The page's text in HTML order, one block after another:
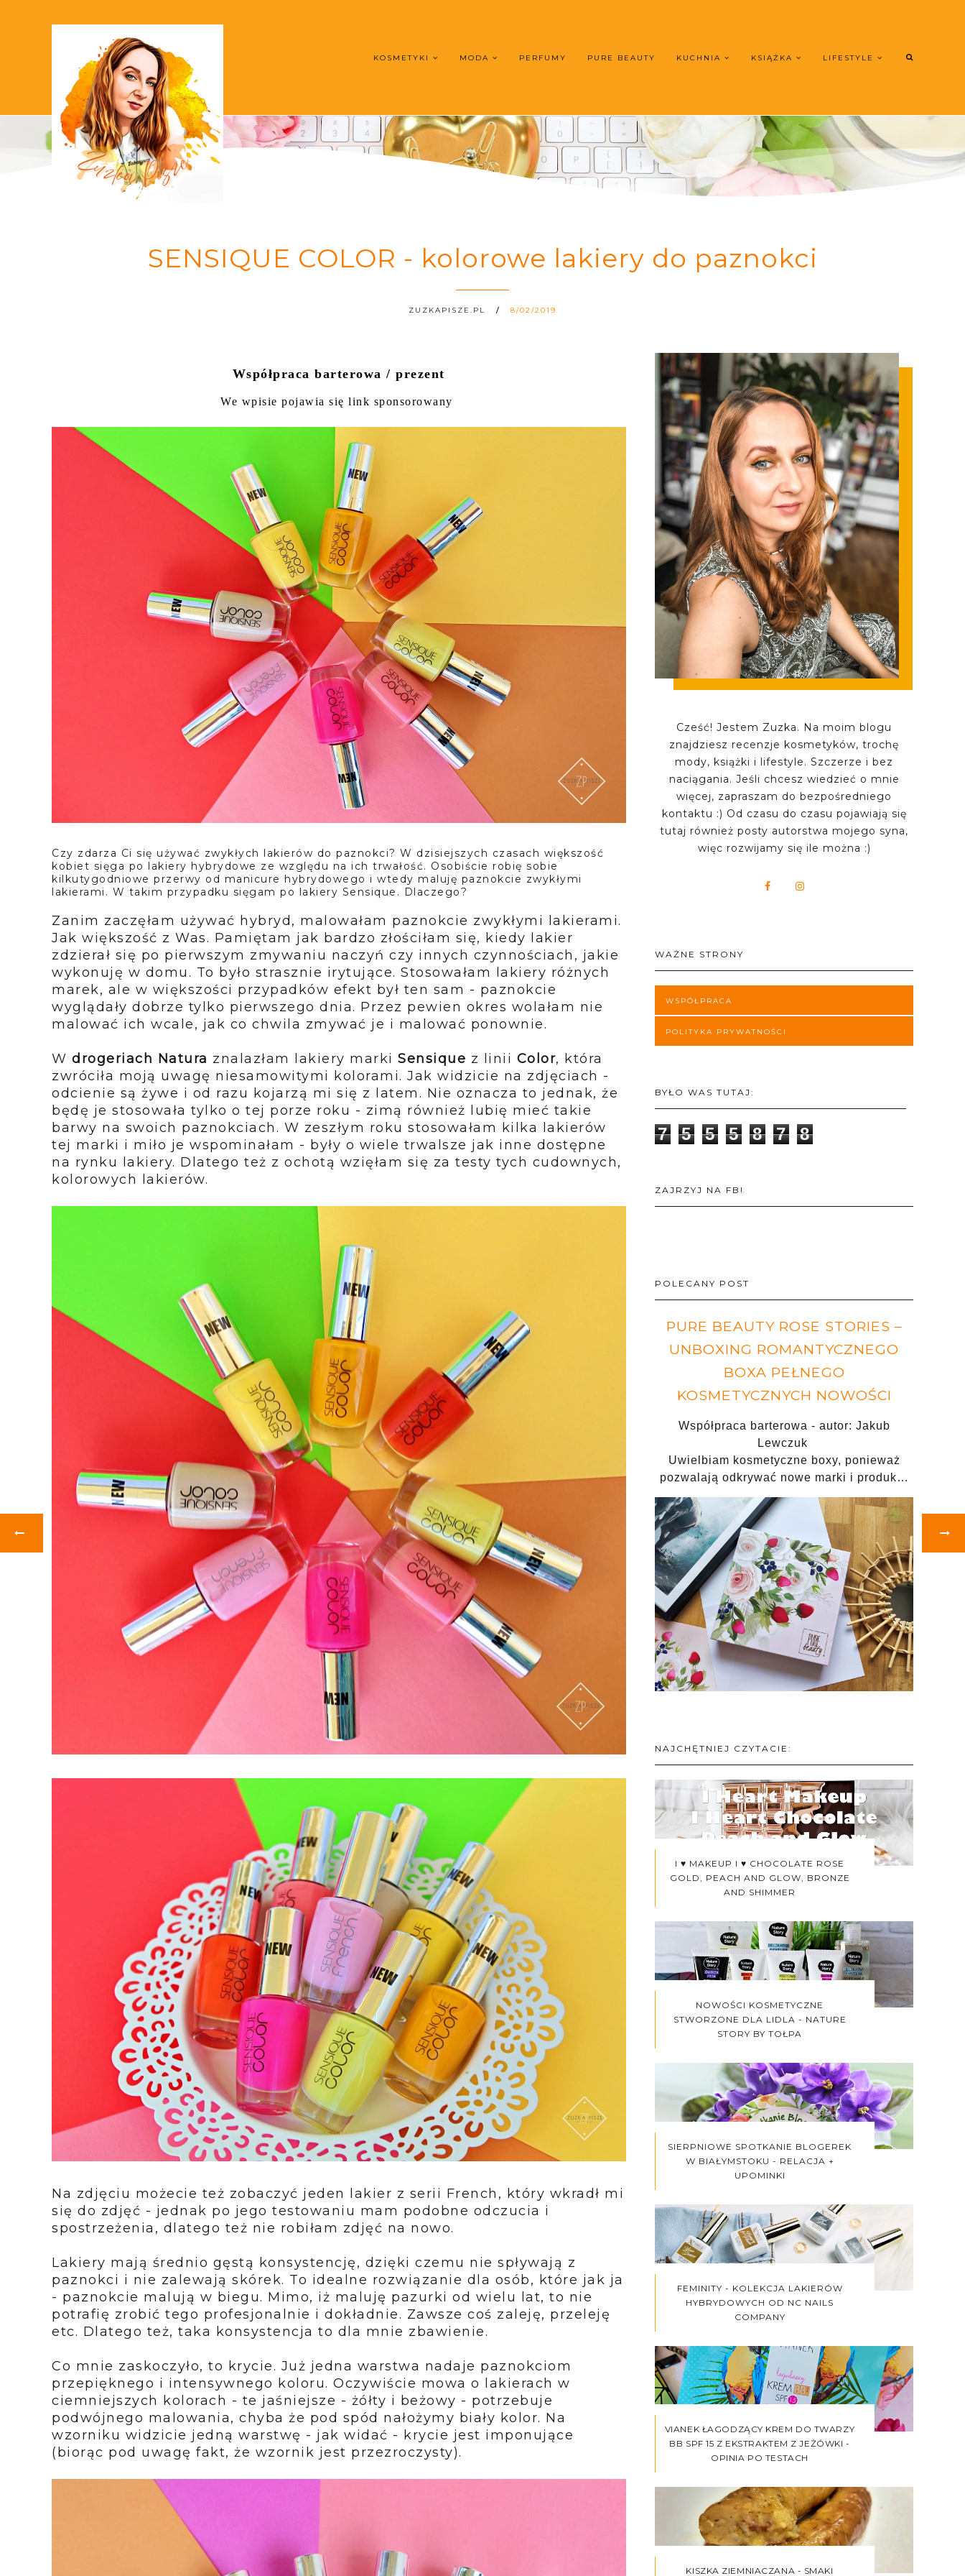
KOSMETYKI MODA PERFUMY PURE BEAUTY KUCHNIA KSIĄŻKA LIFESTYLE
SENSIQUE COLOR - kolorowe lakiery do paznokci
ZUZKAPISZE.PL 8/02/2019
Współpraca barterowa / prezent
We wpisie pojawia się link sponsorowany
Czy zdarza Ci się używać zwykłych lakierów do paznokci? W dzisiejszych czasach większość
kobiet sięga po lakiery hybrydowe ze względu na ich trwałość. Osobiście robię sobie
kilkutygodniowe przerwy od manicure hybrydowego i wtedy maluję paznokcie zwykłymi
lakierami. W takim przypadku sięgam po lakiery Sensique. Dlaczego?
Zanim zaczęłam używać hybryd, malowałam paznokcie zwykłymi lakierami.
Jak większość z Was. Pamiętam jak bardzo złościłam się, kiedy lakier
zdzierał się po pierwszym zmywaniu naczyń czy innych czynnościach, jakie
wykonuję w domu. To było strasznie irytujące. Stosowałam lakiery różnych
marek, ale w większości przypadków efekt był ten sam - paznokcie
wyglądały dobrze tylko pierwszego dnia. Przez pewien okres wolałam nie
malować ich wcale, jak co chwila zmywać je i malować ponownie.
W drogeriach Natura znalazłam lakiery marki Sensique z linii Color, która
zwróciła moją uwagę niesamowitymi kolorami. Jak widzicie na zdjęciach -
odcienie są żywe i od razu kojarzą mi się z latem. Nie oznacza to jednak, że
będę je stosowała tylko o tej porze roku - zimą również lubię mieć takie
barwy na swoich paznokciach. W zeszłym roku stosowałam kilka lakierów
tej marki i miło je wspominałam - były o wiele trwalsze jak inne dostępne
na rynku lakiery. Dlatego też z ochotą wzięłam się za testy tych cudownych,
kolorowych lakierów.
Na zdjęciu możecie też zobaczyć jeden lakier z serii French, który wkradł mi
się do zdjęć - jednak po jego testowaniu mam podobne odczucia i
spostrzeżenia, dlatego też nie robiłam zdjęć na nowo.
Lakiery mają średnio gęstą konsystencję, dzięki czemu nie spływają z
paznokci i nie zalewają skórek. To idealne rozwiązanie dla osób, które jak ja
- paznokcie malują w biegu. Mimo, iż maluję pazurki od wielu lat, to nie
potrafię zrobić tego profesjonalnie i dokładnie. Zawsze coś zaleję, przeleję
etc. Dlatego też, taka konsystencja to dla mnie zbawienie.
Co mnie zaskoczyło, to krycie. Już jedna warstwa nadaje paznokciom
przepięknego i intensywnego koloru. Oczywiście mowa o lakierach w
ciemniejszych kolorach - te jaśniejsze - żółty i beżowy - potrzebuje
podwójnego malowania, chyba że pod spód nałożymy biały kolor. Na
wzorniku widzicie jedną warstwę - jak widać - krycie jest imponujące
(biorąc pod uwagę fakt, że wzornik jest przezroczysty).
Cześć! Jestem Zuzka. Na moim blogu
znajdziesz recenzje kosmetyków, trochę
mody, książki i lifestyle. Szczerze i bez
naciągania. Jeśli chcesz wiedzieć o mnie
więcej, zapraszam do bezpośredniego
kontaktu :) Od czasu do czasu pojawiają się
tutaj również posty autorstwa mojego syna,
więc rozwijamy się ile można :)
WAŻNE STRONY
WSPÓŁPRACA
POLITYKA PRYWATNOŚCI
BYŁO WAS TUTAJ:
7 5 5 5 8 7 8
ZAJRZYJ NA FB!
POLECANY POST
PURE BEAUTY ROSE STORIES –
UNBOXING ROMANTYCZNEGO
BOXA PEŁNEGO
KOSMETYCZNYCH NOWOŚCI
Współpraca barterowa - autor: Jakub
Lewczuk
Uwielbiam kosmetyczne boxy, ponieważ
pozwalają odkrywać nowe marki i produk…
NAJCHĘTNIEJ CZYTACIE:
I ♥ MAKEUP I ♥ CHOCOLATE ROSE
GOLD, PEACH AND GLOW, BRONZE
AND SHIMMER
NOWOŚCI KOSMETYCZNE
STWORZONE DLA LIDLA - NATURE
STORY BY TOŁPA
SIERPNIOWE SPOTKANIE BLOGEREK
W BIAŁYMSTOKU - RELACJA +
UPOMINKI
FEMINITY - KOLEKCJA LAKIERÓW
HYBRYDOWYCH OD NC NAILS
COMPANY
VIANEK ŁAGODZĄCY KREM DO TWARZY
BB SPF 15 Z EKSTRAKTEM Z JEŻÓWKI -
OPINIA PO TESTACH
KISZKA ZIEMNIACZANA - SMAKI